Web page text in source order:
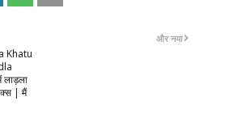
और नया
Khatu
| मैं